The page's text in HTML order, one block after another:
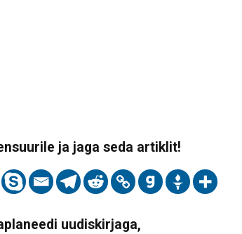
ja jaga seda artiklit!
uudiskirjaga,